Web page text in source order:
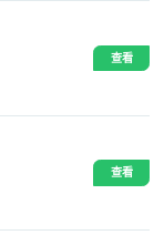
查看
查看